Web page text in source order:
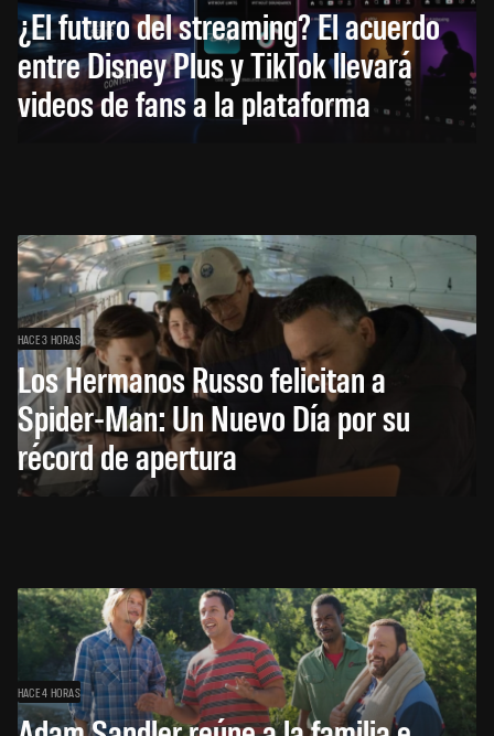
¿El futuro del streaming? El acuerdo
entre Disney Plus y TikTok llevará
videos de fans a la plataforma
HACE 3 HORAS
Los Hermanos Russo felicitan a
Spider-Man: Un Nuevo Día por su
récord de apertura
HACE 4 HORAS